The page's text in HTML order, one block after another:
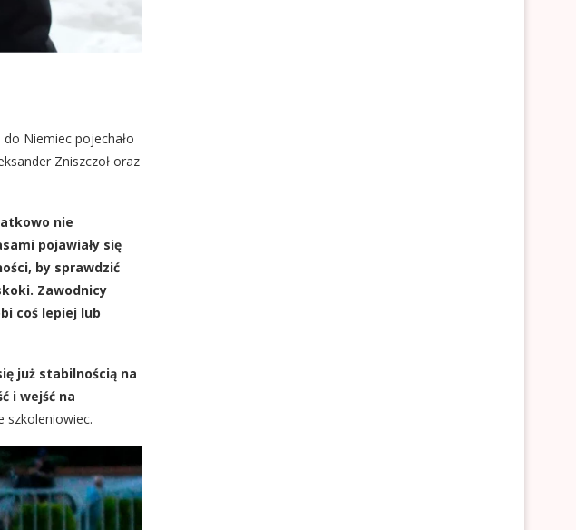
Niemiec pojechało
Zniszczoł oraz
nie
pojawiały się
by sprawdzić
Zawodnicy
coś lepiej lub
już stabilnością na
i wejść na
szkoleniowiec.